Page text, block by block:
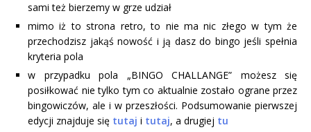
sami też bierzemy w grze udział
mimo iż to strona retro, to nie ma nic złego w tym że
przechodzisz jakąś nowość i ją dasz do bingo jeśli spełnia
kryteria pola
w przypadku pola „BINGO CHALLANGE” możesz się
posiłkować nie tylko tym co aktualnie zostało ograne przez
bingowiczów, ale i w przeszłości. Podsumowanie pierwszej
edycji znajduje się tutaj i tutaj, a drugiej tu